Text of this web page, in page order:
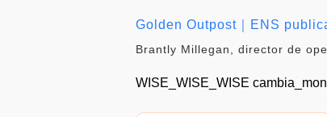
Golden Outpost｜ENS
Brantly Millegan, director de
WISE_WISE_WISE